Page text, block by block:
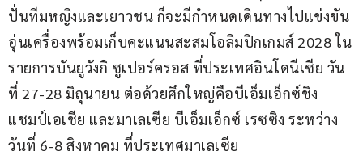
ปั่นทีมหญิงและเยาวชน ก็จะมีกำหนดเดินทางไปแข่งขัน
อุ่นเครื่องพร้อมเก็บคะแนนสะสมโอลิมปิกเกมส์ 2028 ใน
รายการบันยูวังกิ ซูเปอร์ครอส ที่ประเทศอินโดนีเซีย วัน
ที่ 27-28 มิถุนายน ต่อด้วยศึกใหญ่คือบีเอ็มเอ็กซ์ชิง
แชมป์เอเชีย และมาเลเซีย บีเอ็มเอ็กซ์ เรซซิง ระหว่าง
วันที่ 6-8 สิงหาคม ที่ประเทศมาเลเซีย